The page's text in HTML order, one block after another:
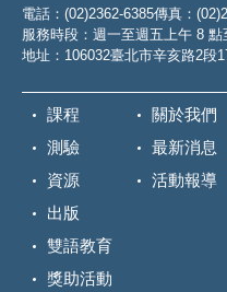
電話：(02)2362-6385傳真：
服務時段：週一至週五上午 8
地址：106032臺北市辛亥路2段
課程
測驗
資源
出版
雙語教育
獎助活動
關於我們
最新消息
活動報導